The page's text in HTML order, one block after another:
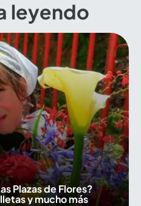
leyendo
Plazas de Flores?
y mucho más